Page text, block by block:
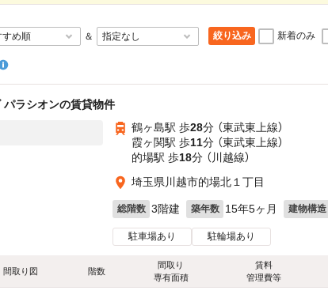
＆ 絞り込み 新着のみ
パラシオンの賃貸物件
鶴ヶ島駅 歩28分 （東武東上線）
霞ヶ関駅 歩11分 （東武東上線）
的場駅 歩18分 （川越線）
埼玉県川越市的場北１丁目
総階数 3階建 築年数 15年5ヶ月 建物構造
駐車場あり 駐輪場あり
間取り図 階数
間取り
専有面積
賃料
管理費等